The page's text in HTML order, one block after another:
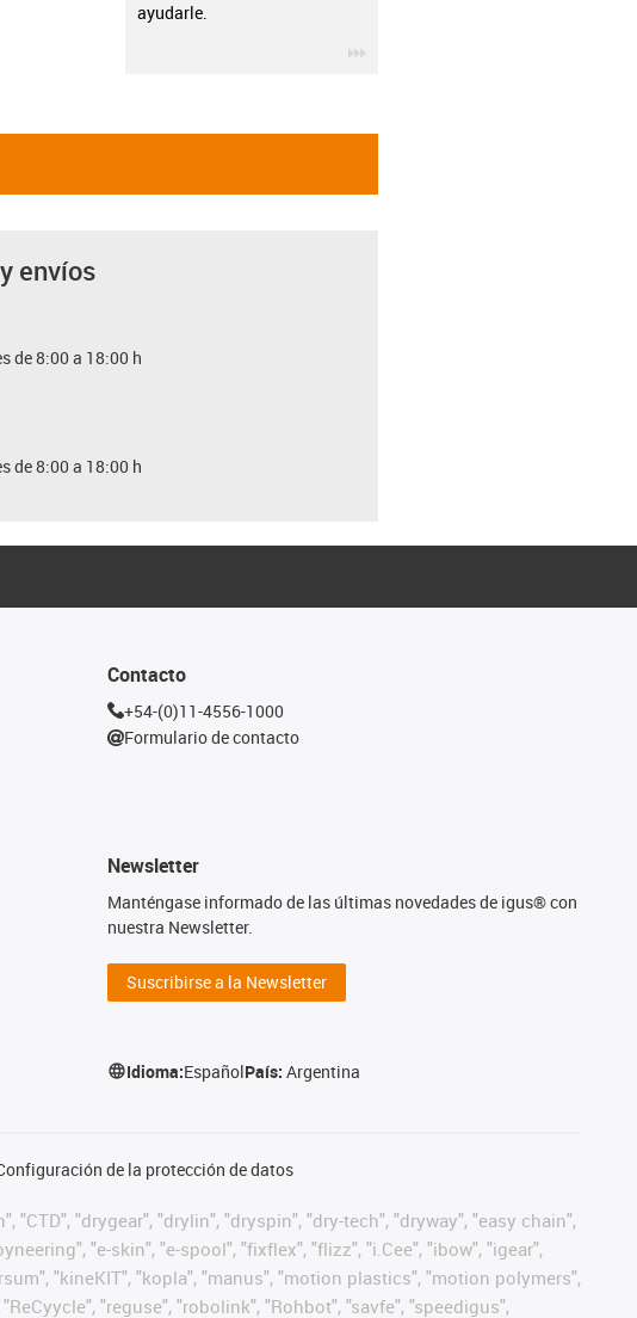
ayudarle.
envíos
de 8:00 a 18:00 h
de 8:00 a 18:00 h
Contacto
+54-(0)11-4556-1000
Formulario de contacto
Newsletter
Manténgase informado de las últimas novedades de igus® con
nuestra Newsletter.
Suscribirse a la Newsletter
Idioma:EspañolPaís:Argentina
de la protección de datos
"drygear", "drylin", "dryspin", "dry-tech", "dryway", "easy chain",
"e-skin", "e-spool", "fixflex", "flizz", "i.Cee", "ibow", "igear",
"kineKIT", "kopla", "manus", "motion plastics", "motion polymers",
"reguse", "robolink", "Rohbot", "savfe", "speedigus",